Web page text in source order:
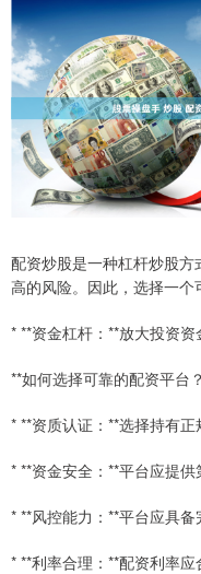
配资炒股是一种杠杆炒股
高的风险。因此，选择一个
* **资金杠杆：**放大投资资
**如何选择可靠的配资平台
* **资质认证：**选择持有正
* **资金安全：**平台应提供
* **风控能力：**平台应具备
* **利率合理：**配资利率应